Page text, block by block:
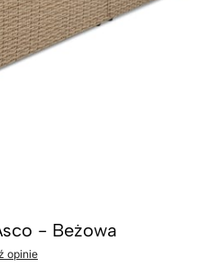
- Beżowa
opinie